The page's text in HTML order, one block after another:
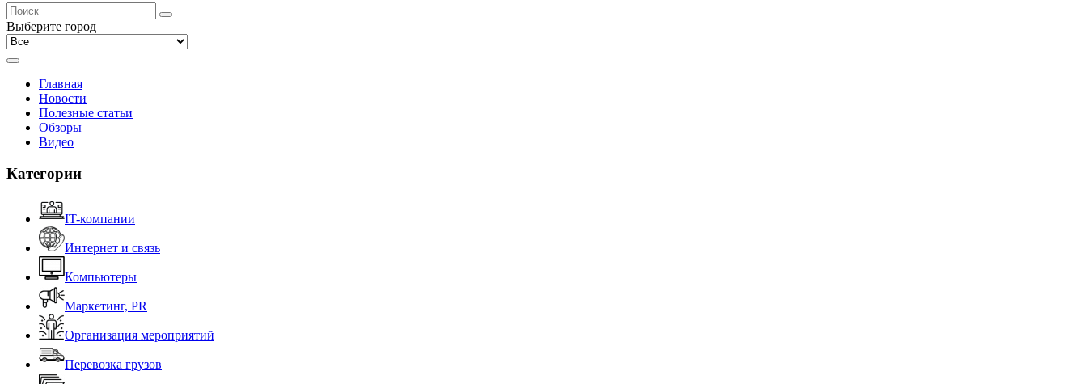
Выберите город
Главная
Новости
Полезные статьи
Обзоры
Видео
Категории
IT-компании
Интернет и связь
Компьютеры
Маркетинг, PR
Организация мероприятий
Перевозка грузов